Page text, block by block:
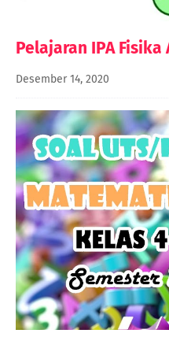
Pelajaran IPA
Desember 14, 2020